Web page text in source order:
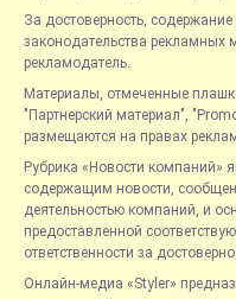
За достоверность,
законодательства рекламных
рекламодатель.
Материалы, отмеченные
"Партнерский материал",
размещаются на правах
Рубрика «Новости
содержащим новости,
деятельностью компаний, и
предоставленной
ответственности за
Онлайн-медиа «Styler»